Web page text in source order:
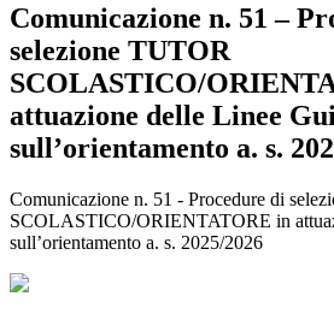
Comunicazione n. 51 –
selezione TUTOR
SCOLASTICO/
attuazione delle Linee
sull’orientamento a. s.
Comunicazione n. 51 - Procedure di
SCOLASTICO/ORIENTATORE in
sull’orientamento a. s. 2025/2026